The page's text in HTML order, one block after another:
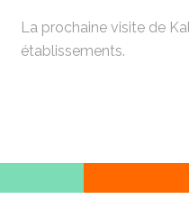
La prochaine visite de
établissements.